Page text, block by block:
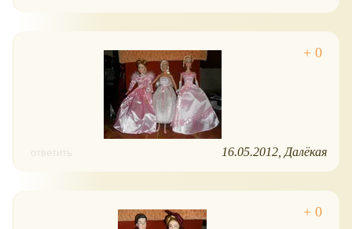
ответить 16.05.2012 Далёкая